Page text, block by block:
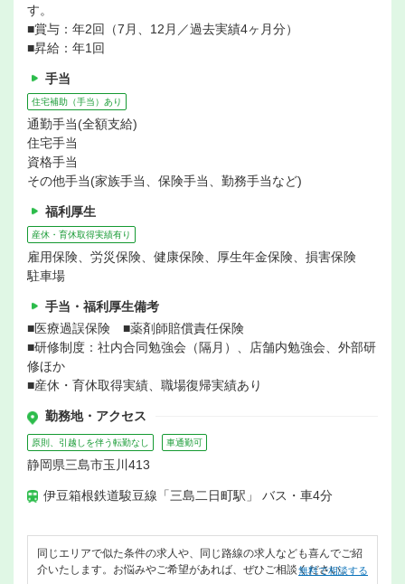
す。
■賞与：年2回（7月、12月／過去実績4ヶ月分）
■昇給：年1回
手当
住宅補助（手当）あり
通勤手当(全額支給)
住宅手当
資格手当
その他手当(家族手当、保険手当、勤務手当など)
福利厚生
産休・育休取得実績有り
雇用保険、労災保険、健康保険、厚生年金保険、損害保険
駐車場
手当・福利厚生備考
■医療過誤保険 ■薬剤師賠償責任保険
■研修制度：社内合同勉強会（隔月）、店舗内勉強会、外部研
修ほか
■産休・育休取得実績、職場復帰実績あり
勤務地・アクセス
原則、引越しを伴う転勤なし 車通勤可
静岡県三島市玉川413
伊豆箱根鉄道駿豆線「三島二日町駅」 バス・車4分
同じエリアで似た条件の求人や、同じ路線の求人なども喜んでご紹
介いたします。お悩みやご希望があれば、ぜひご相談ください。
無料で相談する